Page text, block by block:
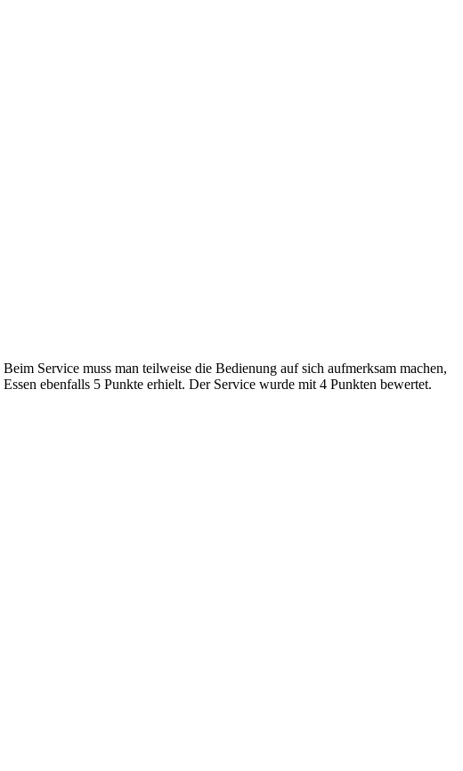
Service muss man teilweise die Bedienung auf sich aufmerksam machen,
ebenfalls 5 Punkte erhielt. Der Service wurde mit 4 Punkten bewertet.